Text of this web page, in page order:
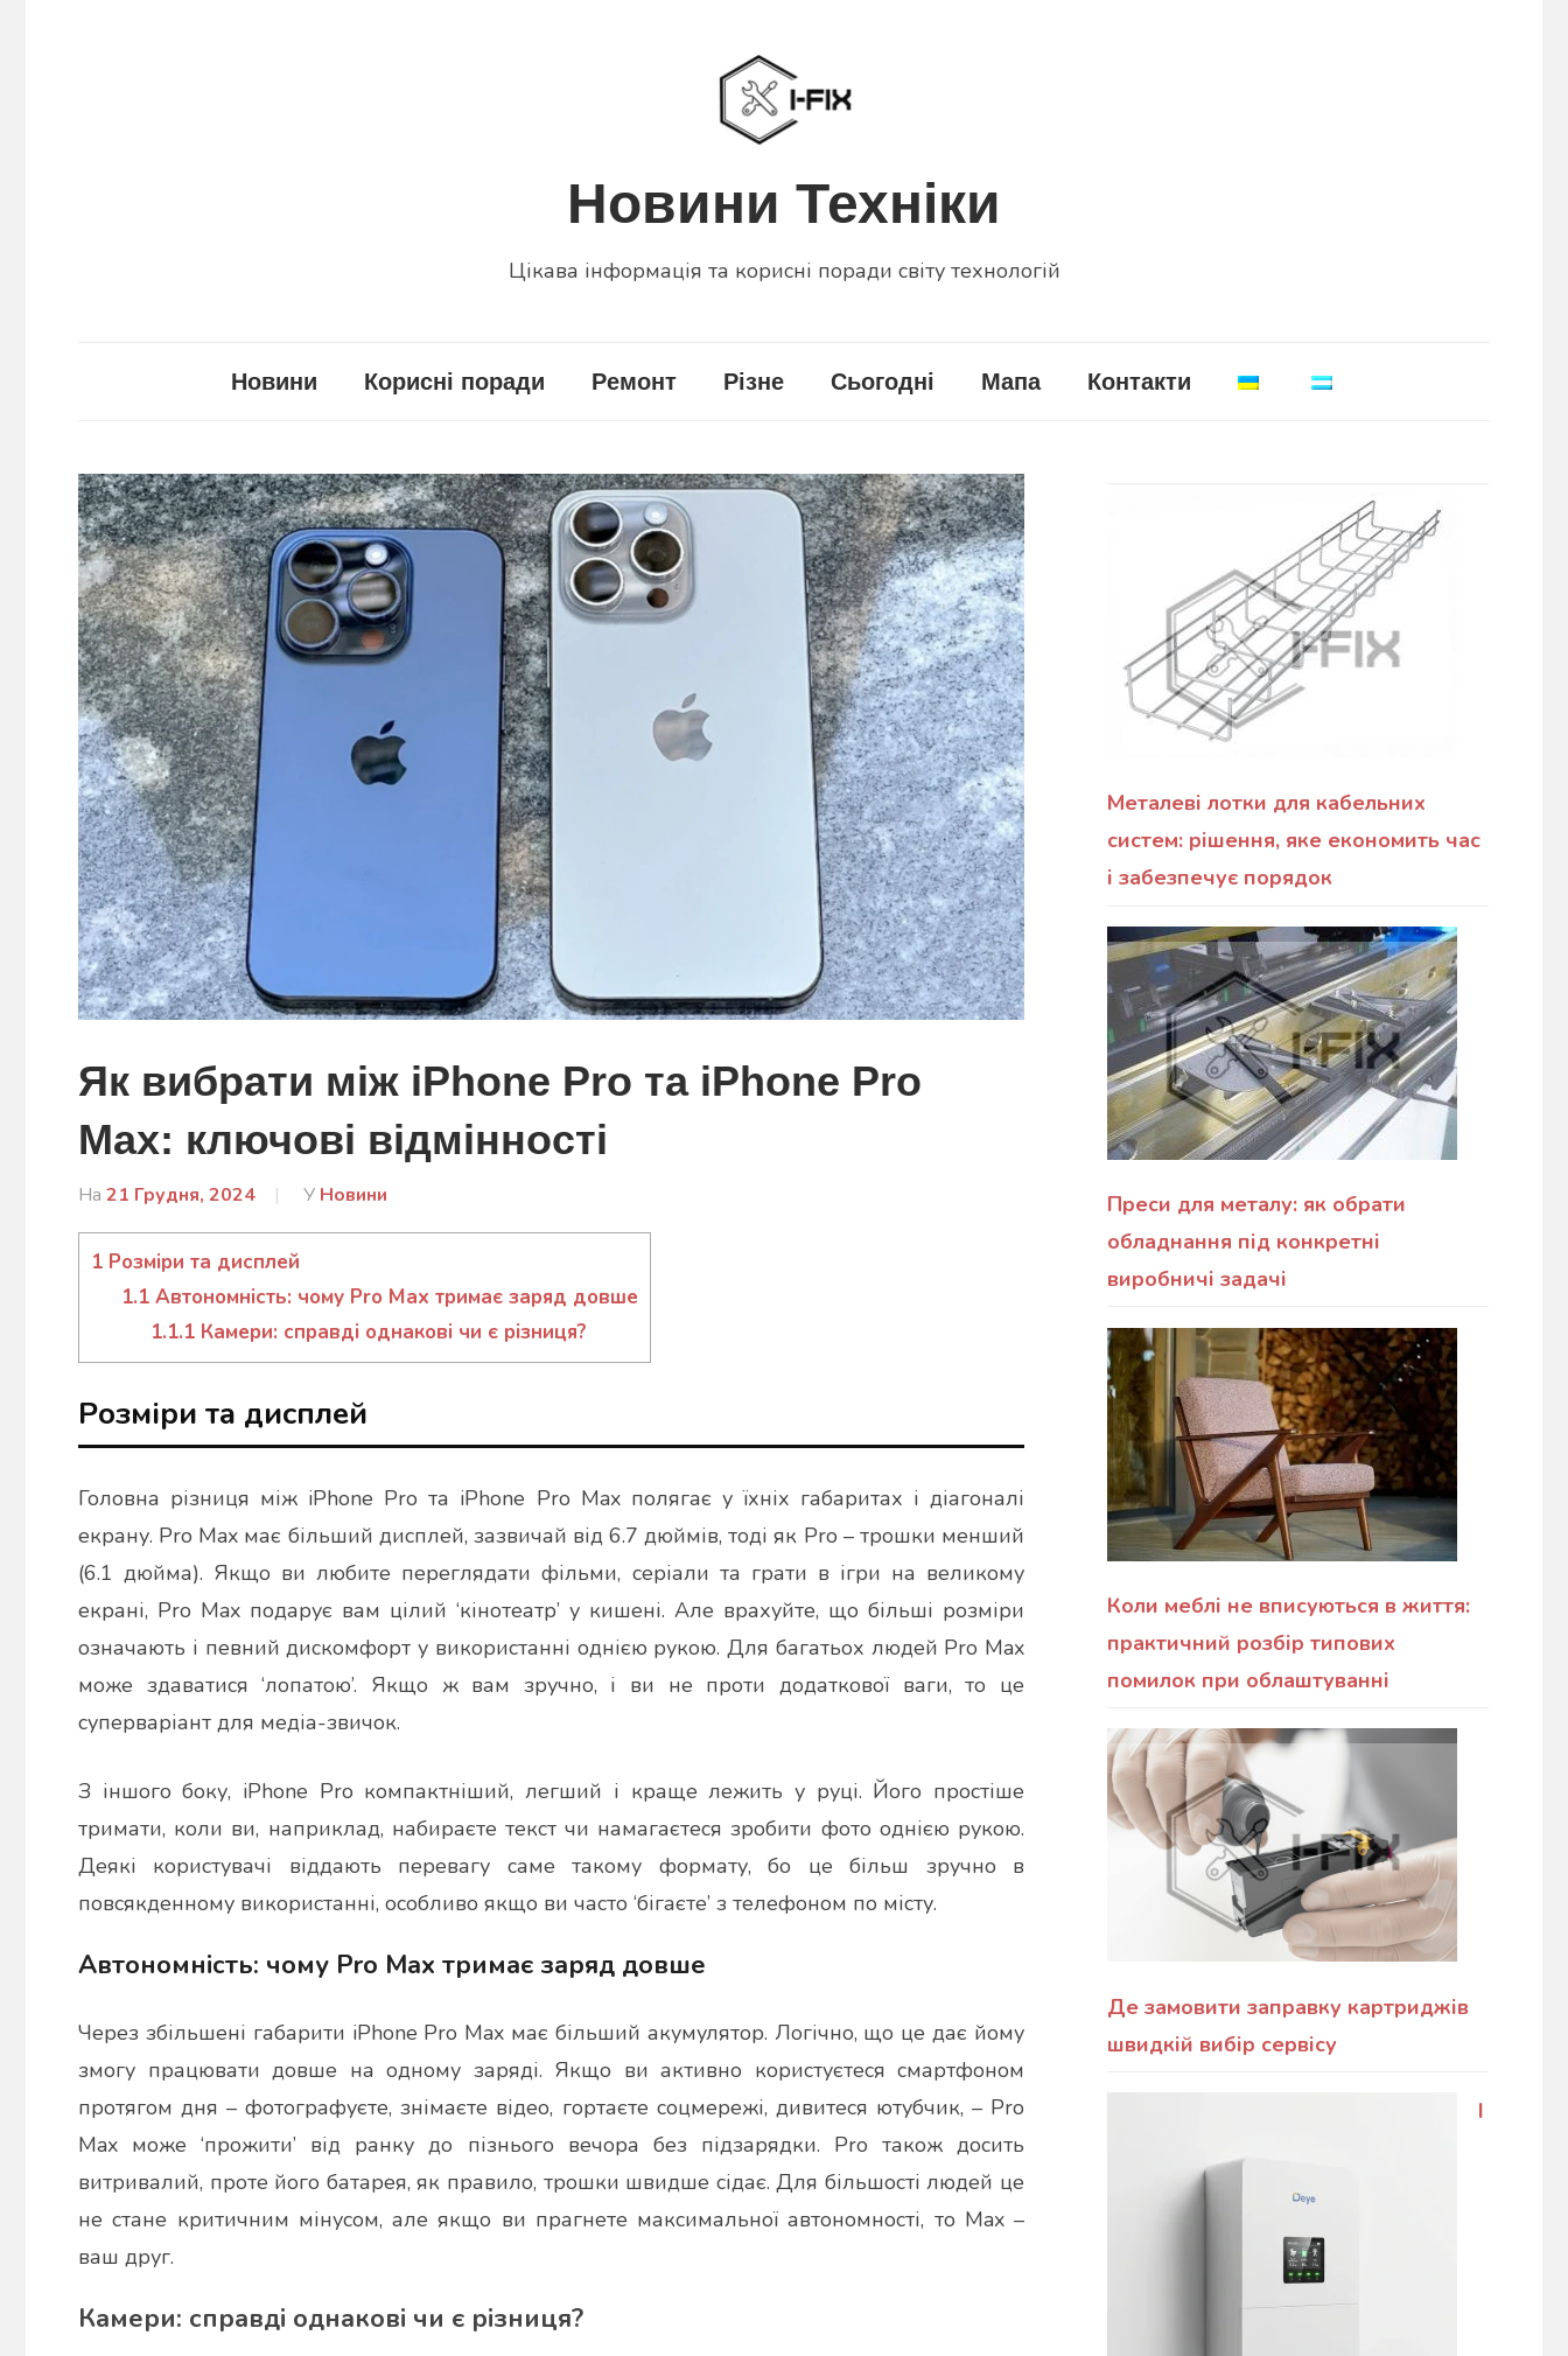
Новини Техніки
Цікава інформація та корисні поради світу технологій
Новини Корисні поради Ремонт Різне Сьогодні Мапа Контакти
Як вибрати між iPhone Pro та iPhone Pro
Max: ключові відмінності
На 21 Грудня, 2024
Від
admin
У Новини
1 Розміри та дисплей
1.1Автономність: чому Pro Max тримає заряд довше
1.1.1 Камери: справді однакові чи є різниця?
Розміри та дисплей
Головна різниця між iPhone Pro та iPhone Pro Max полягає у їхніх габаритах і діагоналі
екрану. Pro Max має більший дисплей, зазвичай від 6.7 дюймів, тоді як Pro – трошки менший
(6.1 дюйма). Якщо ви любите переглядати фільми, серіали та грати в ігри на великому
екрані, Pro Max подарує вам цілий ‘кінотеатр’ у кишені. Але врахуйте, що більші розміри
означають і певний дискомфорт у використанні однією рукою. Для багатьох людей Pro Max
може здаватися ‘лопатою’. Якщо ж вам зручно, і ви не проти додаткової ваги, то це
суперваріант для медіа-звичок.
З іншого боку, iPhone Pro компактніший, легший і краще лежить у руці. Його простіше
тримати, коли ви, наприклад, набираєте текст чи намагаєтеся зробити фото однією рукою.
Деякі користувачі віддають перевагу саме такому формату, бо це більш зручно в
повсякденному використанні, особливо якщо ви часто ‘бігаєте’ з телефоном по місту.
Автономність: чому Pro Max тримає заряд довше
Через збільшені габарити iPhone Pro Max має більший акумулятор. Логічно, що це дає йому
змогу працювати довше на одному заряді. Якщо ви активно користуєтеся смартфоном
протягом дня – фотографуєте, знімаєте відео, гортаєте соцмережі, дивитеся ютубчик, – Pro
Max може ‘прожити’ від ранку до пізнього вечора без підзарядки. Pro також досить
витривалий, проте його батарея, як правило, трошки швидше сідає. Для більшості людей це
не стане критичним мінусом, але якщо ви прагнете максимальної автономності, то Max –
ваш друг.
Камери: справді однакові чи є різниця?
Металеві лотки для кабельних
систем: рішення, яке економить час
і забезпечує порядок
Преси для металу: як обрати
обладнання під конкретні
виробничі задачі
Коли меблі не вписуються в життя:
практичний розбір типових
помилок при облаштуванні
Де замовити заправку картриджів
швидкій вибір сервісу
І